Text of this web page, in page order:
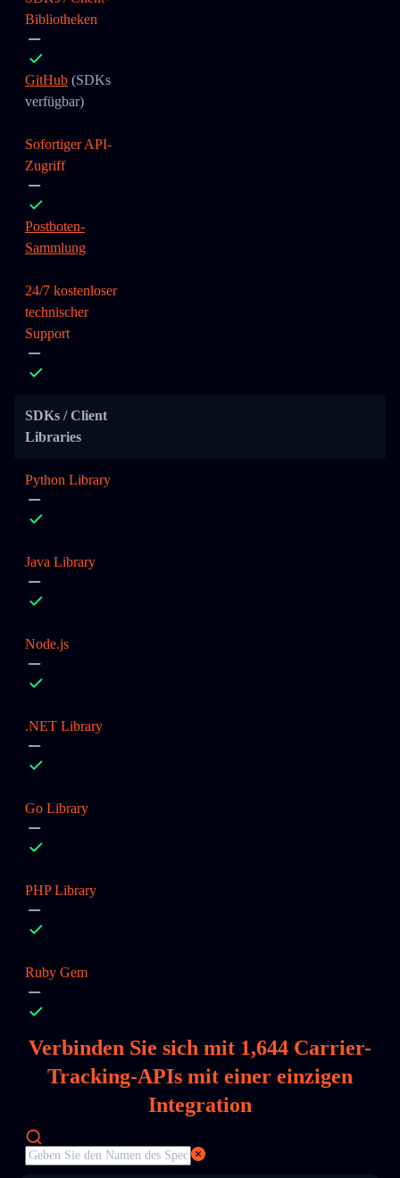
Bibliotheken
GitHub (SDKs
verfügbar)
Sofortiger API-
Zugriff
Postboten-
Sammlung
24/7 kostenloser
technischer
Support
SDKs / Client
Libraries
Python Library
Java Library
Node.js
.NET Library
Go Library
PHP Library
Ruby Gem
Verbinden Sie sich mit 1,644 Carrier-
Tracking-APIs mit einer einzigen
Integration